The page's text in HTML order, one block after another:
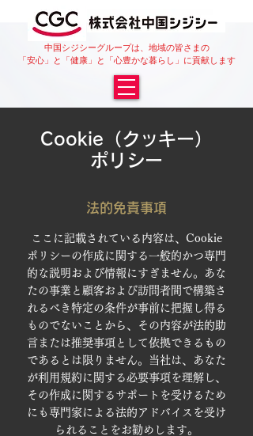
中国シジシーグループは、地域の皆さまの
「安心」と「健康」と「心豊かな暮らし」に貢献します
Cookie（クッキー）
ポリシー
法的免責事項
ここに記載されている内容は、Cookie
ポリシーの作成に関する一般的かつ専門
的な説明および情報にすぎません。あな
たの事業と顧客および訪問者間で構築さ
れるべき特定の条件が事前に把握し得る
ものでないことから、その内容が法的助
言または推奨事項として依拠できるもの
であるとは限りません。当社は、あなた
が利用規約に関する必要事項を理解し、
その作成に関するサポートを受けるため
にも専門家による法的アドバイスを受け
られることをお勧めします。